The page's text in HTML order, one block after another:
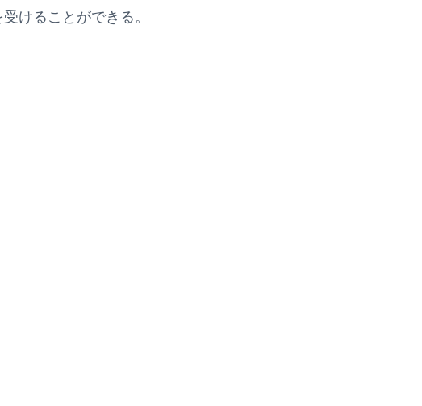
けることができる。